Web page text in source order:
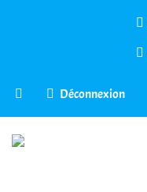
Déconnexion